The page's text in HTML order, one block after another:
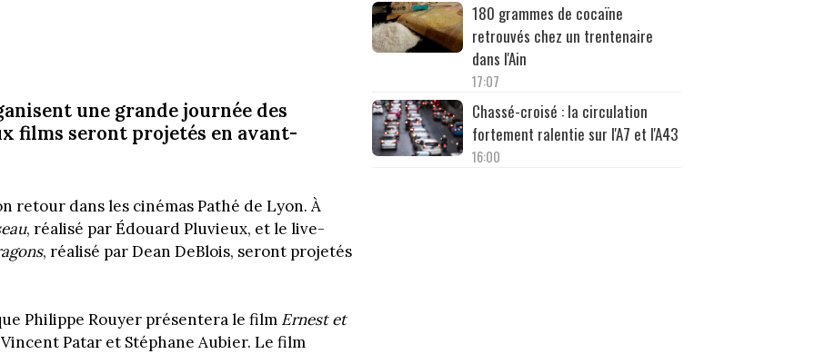
une grande journée des
films seront projetés en avant-
retour dans les cinémas Pathé de Lyon. À
, réalisé par Édouard Pluvieux, et le live-
, réalisé par Dean DeBlois, seront projetés
Philippe Rouyer présentera le film Ernest et
Patar et Stéphane Aubier. Le film
180 grammes de cocaïne
retrouvés chez un trentenaire
dans l'Ain
17:07
Chassé-croisé : la circulation
fortement ralentie sur l'A7 et l'A43
16:00